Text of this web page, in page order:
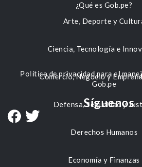
Arte, Deporte y
Ciencia, Tecnología e
Comercio, Negocio y
Defensa, Seguridad y
Derechos Humanos
Economía y Finanzas
¿Qué es Gob.pe?
Política de privacidad para el
Gob.pe
Síguenos